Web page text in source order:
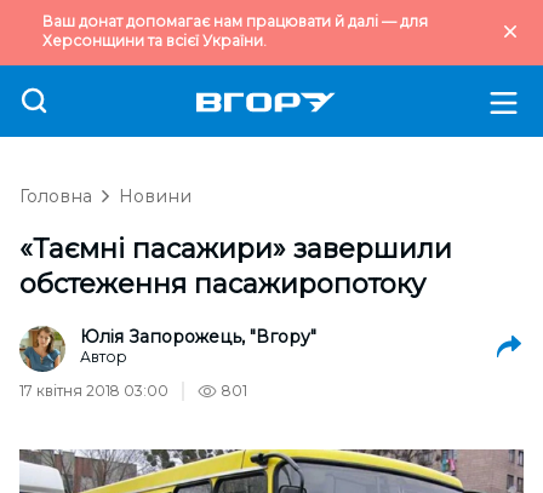
Ваш донат допомагає нам працювати й далі — для
Херсонщини та всієї України.
Головна Новини
«Таємні пасажири» завершили
обстеження пасажиропотоку
Юлія Запорожець, "Вгору"
Автор
17 квітня 2018 03:00
801